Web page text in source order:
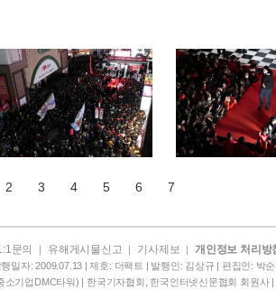
2 3 4 5 6 7
문의 | 유해게시물신고 | 기사제보 | 개인정보 처리방
일자: 2009.07.13 | 제호: 더팩트 | 발행인: 김상규 | 편집인: 박
소기업DMC타워) | 한국기자협회, 한국인터넷신문협회 회원사 |